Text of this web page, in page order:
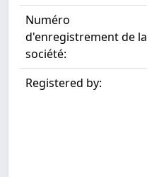
Numéro
d'enregistrement de la
société:
Registered by: